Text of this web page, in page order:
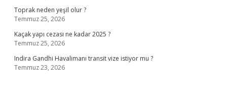
Toprak neden yeşil olur ?
Temmuz 25, 2026
Kaçak yapı cezası ne kadar 2025 ?
Temmuz 25, 2026
Indira Gandhi Havalimanı transit vize istiyor mu ?
Temmuz 23, 2026